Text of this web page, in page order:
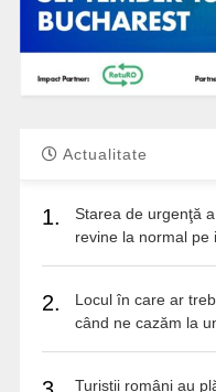
Actualitate
1.
Starea de urgenţă
revine la normal pe
2.
Locul în care ar
când ne cazăm la
Turiștii români au